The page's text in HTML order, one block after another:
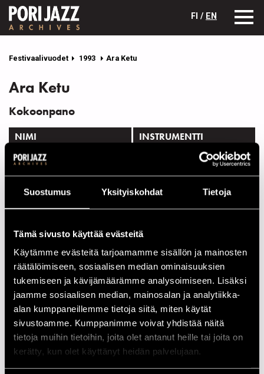
Suostumus Yksityiskohdat Tietoja
Tämä sivusto käyttää evästeitä
Käytämme evästeitä tarjoamamme sisällön ja mainosten
räätälöimiseen, sosiaalisen median ominaisuuksien
tukemiseen ja kävijämäärämme analysoimiseen. Lisäksi
jaamme sosiaalisen median, mainosalan ja analytiikka-
alan kumppaneillemme tietoja siitä, miten käytät
sivustoamme. Kumppanimme voivat yhdistää näitä
tietoja muihin tietoihin, joita olet antanut heille tai joita on
kerätty, kun olet käyttänyt heidän palvelujaan.
FI / EN
Festivaalivuodet 1993 Ara Ketu
Ara Ketu
Kokoonpano
NIMI INSTRUMENTTI
Angelo, Isialdo
Arujo, Raimondo de
sax
Barros, Alexandre de
keys
Luz, Djalma
perc
Rezende, Gildás
dr
Santana, Jorge de
perc
Santos, José
Santos, Mario
perc
Silva, Joselito
b